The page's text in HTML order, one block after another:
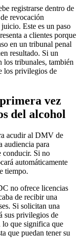
registrarse dentro de
revocación
Este es un paso
a clientes porque
en un tribunal penal
resultado. Si un
los tribunales, también
los privilegios de
vez
del alcohol
acudir al DMV de
audiencia para
conducir. Si no
automáticamente
tiempo.
no ofrece licencias
de recibir una
Si solicitan una
sus privilegios de
lo que significa que
que puedan tener su